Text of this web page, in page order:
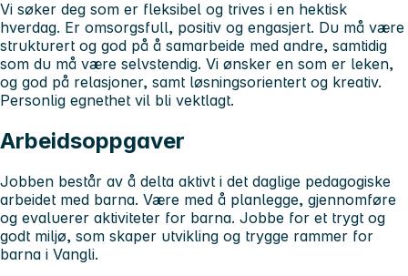
Vi søker deg som er fleksibel og trives i en hektisk
hverdag. Er omsorgsfull, positiv og engasjert. Du må være
strukturert og god på å samarbeide med andre, samtidig
som du må være selvstendig. Vi ønsker en som er leken,
og god på relasjoner, samt løsningsorientert og kreativ.
Personlig egnethet vil bli vektlagt.
Arbeidsoppgaver
Jobben består av å delta aktivt i det daglige pedagogiske
arbeidet med barna. Være med å planlegge, gjennomføre
og evaluerer aktiviteter for barna. Jobbe for et trygt og
godt miljø, som skaper utvikling og trygge rammer for
barna i Vangli.